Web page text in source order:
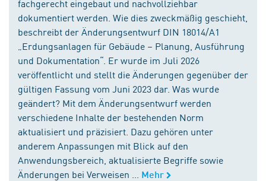
fachgerecht eingebaut und nachvollziehbar
dokumentiert werden. Wie dies zweckmäßig geschieht,
beschreibt der Änderungsentwurf DIN 18014/A1
„Erdungsanlagen für Gebäude – Planung, Ausführung
und Dokumentation“. Er wurde im Juli 2026
veröffentlicht und stellt die Änderungen gegenüber der
gültigen Fassung vom Juni 2023 dar. Was wurde
geändert? Mit dem Änderungsentwurf werden
verschiedene Inhalte der bestehenden Norm
aktualisiert und präzisiert. Dazu gehören unter
anderem Anpassungen mit Blick auf den
Anwendungsbereich, aktualisierte Begriffe sowie
Änderungen bei Verweisen ...
Mehr